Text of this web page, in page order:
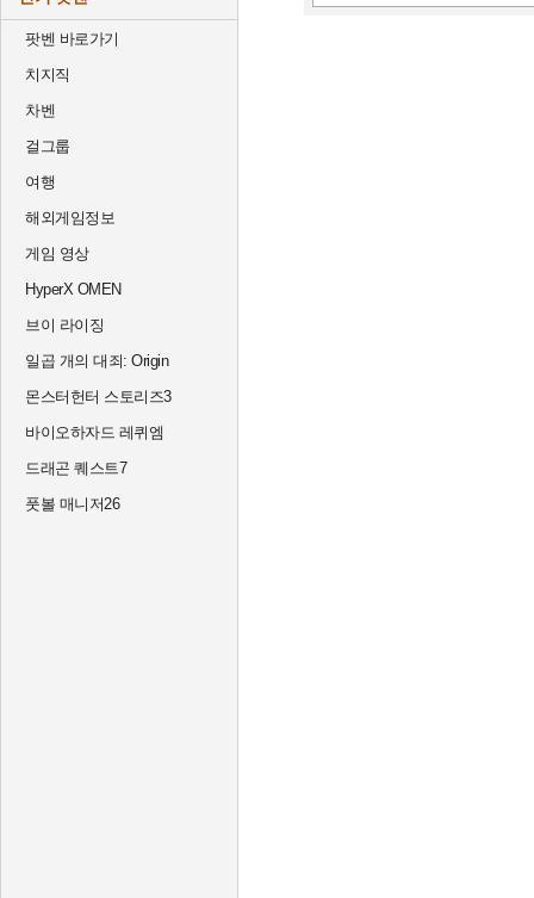
팟벤 바로가기
치지직
차벤
걸그룹
여행
해외게임정보
게임 영상
HyperX OMEN
브이 라이징
일곱 개의 대죄: Origin
몬스터헌터 스토리즈3
바이오하자드 레퀴엠
드래곤 퀘스트7
풋볼 매니저26